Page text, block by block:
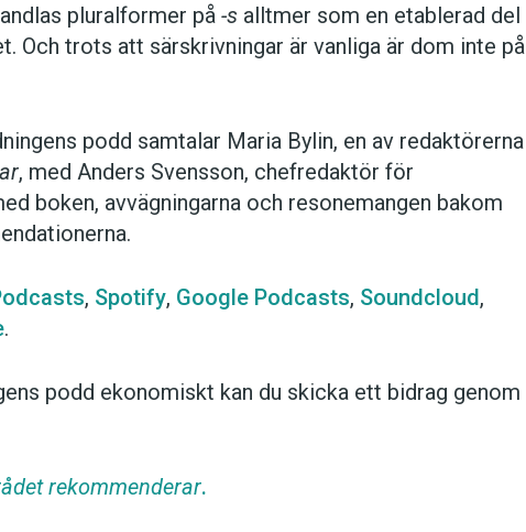
pluralformer på -s alltmer som en etablerad del
Och trots att särskrivningar är vanliga är dom inte på
podd samtalar Maria Bylin, en av redaktörerna
, med Anders Svensson, chefredaktör för
boken, avvägningarna och resonemangen bakom
, Spotify, Google Podcasts, Soundcloud,
.
podd ekonomiskt kan du skicka ett bidrag genom
rekommenderar.